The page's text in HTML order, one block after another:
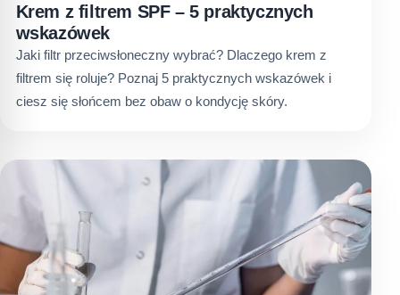
Krem z filtrem SPF – 5 praktycznych
wskazówek
Jaki filtr przeciwsłoneczny wybrać? Dlaczego krem z
filtrem się roluje? Poznaj 5 praktycznych wskazówek i
ciesz się słońcem bez obaw o kondycję skóry.